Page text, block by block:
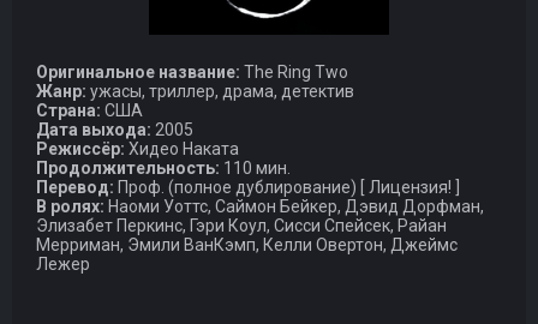
Оригинальное название: The Ring Two
Жанр: ужасы, триллер, драма, детектив
Страна: США
Дата выхода: 2005
Режиссёр: Хидео Наката
Продолжительность: 110 мин.
Перевод: Проф. (полное дублирование) [ Лицензия! ]
В ролях: Наоми Уоттс, Саймон Бейкер, Дэвид Дорфман,
Элизабет Перкинс, Гэри Коул, Сисси Спейсек, Райан
Мерриман, Эмили ВанКэмп, Келли Овертон, Джеймс
Лежер